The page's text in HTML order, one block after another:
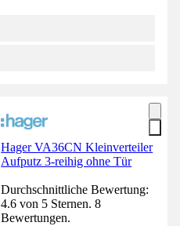
Hager VA36CN Kleinverteiler
Aufputz 3-reihig ohne Tür
Durchschnittliche Bewertung:
4.6 von 5 Sternen. 8
Bewertungen.